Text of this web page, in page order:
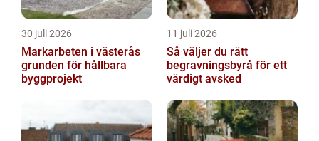
30 juli 2026
Markarbeten i västerås
grunden för hållbara
byggprojekt
11 juli 2026
Så väljer du rätt
begravningsbyrå för ett
värdigt avsked